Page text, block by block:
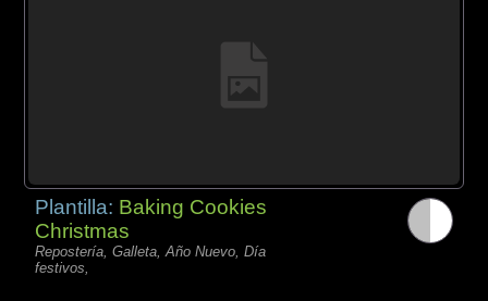
Plantilla: Baking Cookies
Christmas
Repostería, Galleta, Año Nuevo, Día
festivos,